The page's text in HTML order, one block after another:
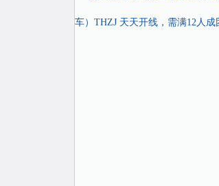
车）THZJ 天天开线，需满12人成